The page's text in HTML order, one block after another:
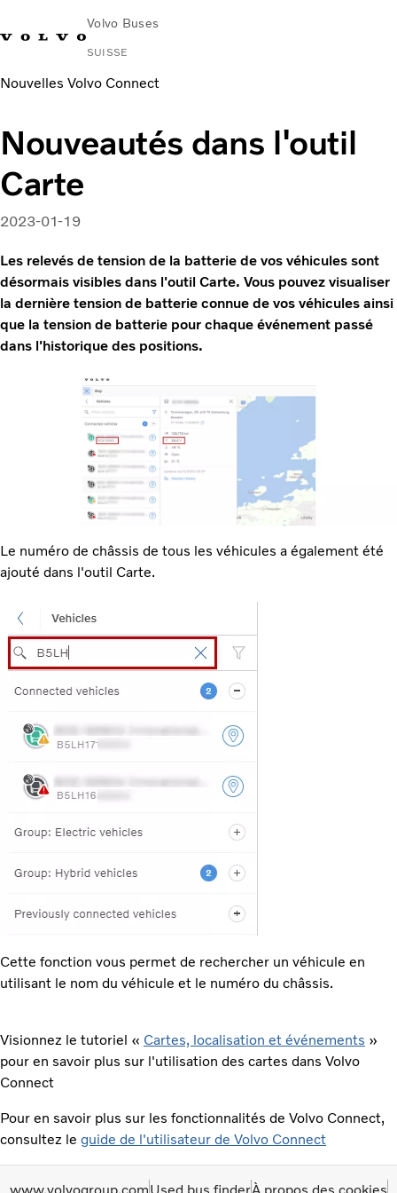
Volvo Buses
SUISSE
Nouvelles Volvo Connect
Nouveautés dans l'outil
Carte
2023-01-19
Les relevés de tension de la batterie de vos véhicules sont
désormais visibles dans l'outil Carte. Vous pouvez visualiser
la dernière tension de batterie connue de vos véhicules ainsi
que la tension de batterie pour chaque événement passé
dans l'historique des positions.
Le numéro de châssis de tous les véhicules a également été
ajouté dans l'outil Carte.
Cette fonction vous permet de rechercher un véhicule en
utilisant le nom du véhicule et le numéro du châssis.
Visionnez le tutoriel « Cartes, localisation et événements »
pour en savoir plus sur l'utilisation des cartes dans Volvo
Connect
Pour en savoir plus sur les fonctionnalités de Volvo Connect,
consultez le guide de l'utilisateur de Volvo Connect